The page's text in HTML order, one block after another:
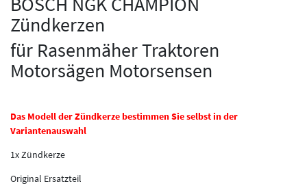
Zündkerzen
für Rasenmäher Traktoren
Motorsägen Motorsensen
Das Modell der Zündkerze bestimmen Sie selbst in der
Variantenauswahl
1x Zündkerze
Original Ersatzteil